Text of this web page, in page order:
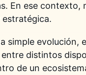
En ese
simple
distintos
de un